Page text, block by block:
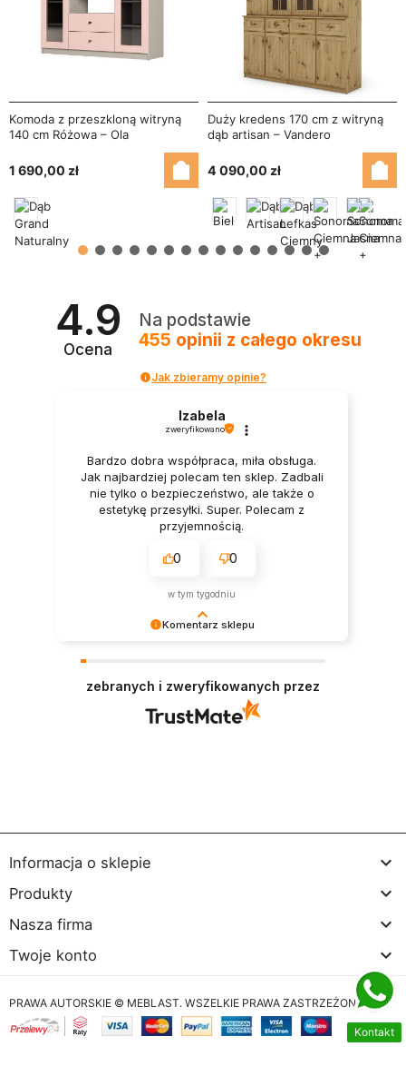
Komoda z przeszkloną witryną
140 cm Różowa – Ola
1 690,00 zł
Duży kredens 170 cm z witryną
dąb artisan – Vandero
4 090,00 zł
4.9
Ocena
Na podstawie
455 opinii z całego okresu
Jak zbieramy opinie?
Komentarz sklepu
że jesteśmy na właściwym torze :) Z
pozdrowieniami, obsługa sklepu.
Izabela
zweryfikowano
Bardzo dobra współpraca, miła obsługa.
Jak najbardziej polecam ten sklep. Zadbali
nie tylko o bezpieczeństwo, ale także o
estetykę przesyłki. Super. Polecam z
przyjemnością.
0 0
w tym tygodniu
zebranych i zweryfikowanych przez
Informacja o sklepie 
Produkty 
Nasza firma 
Twoje konto 
Kontakt
PRAWA AUTORSKIE © MEBLAST. WSZELKIE PRAWA ZASTRZEŻONE